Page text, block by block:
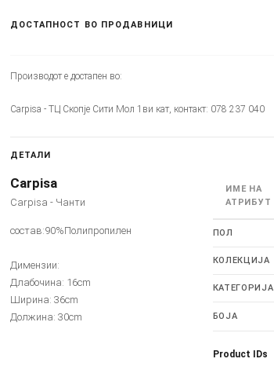
ДОСТАПНОСТ ВО ПРОДАВНИЦИ
Производот е достапен во:
Carpisa - ТЦ Скопје Сити Мол 1ви кат, контакт: 078 237 040
ДЕТАЛИ
Carpisa
Carpisa - Чанти
состав:90%Полипропилен
Димензии:
Длабочина: 16cm
Ширина: 36cm
Должина: 30cm
ИМЕ НА
АТРИБУТ
ПОЛ
КОЛЕКЦИЈА
КАТЕГОРИЈА
БОЈА
Product IDs